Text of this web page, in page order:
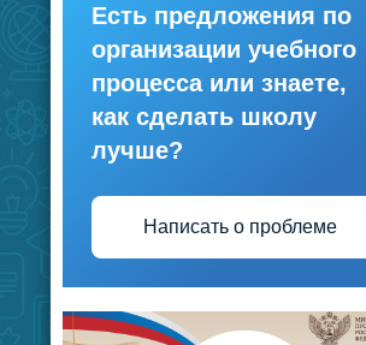
Есть предложения по
организации учебного
процесса или знаете,
как сделать школу
лучше?
Написать о проблеме